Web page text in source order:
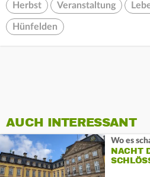
Herbst Veranstaltung
Hünfelden
AUCH INTERESSANT
Wo es
NACHT